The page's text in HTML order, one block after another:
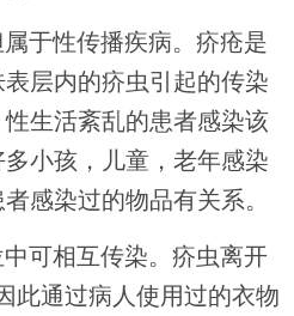
于性传播疾病。疥疮是
层内的疥虫引起的传染
生活紊乱的患者感染该
小孩，儿童，老年感染
感染过的物品有关系。
可相互传染。疥虫离开
此通过病人使用过的衣物